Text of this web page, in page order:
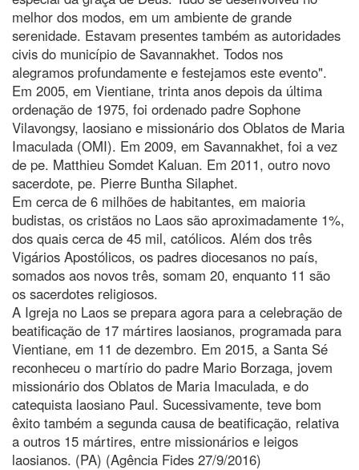
melhor dos modos, em um ambiente de grande
serenidade. Estavam presentes também as autoridades
civis do município de Savannakhet. Todos nos
alegramos profundamente e festejamos este evento".
Em 2005, em Vientiane, trinta anos depois da última
ordenação de 1975, foi ordenado padre Sophone
Vilavongsy, laosiano e missionário dos Oblatos de Maria
Imaculada (OMI). Em 2009, em Savannakhet, foi a vez
de pe. Matthieu Somdet Kaluan. Em 2011, outro novo
sacerdote, pe. Pierre Buntha Silaphet.
Em cerca de 6 milhões de habitantes, em maioria
budistas, os cristãos no Laos são aproximadamente 1%,
dos quais cerca de 45 mil, católicos. Além dos três
Vigários Apostólicos, os padres diocesanos no país,
somados aos novos três, somam 20, enquanto 11 são
os sacerdotes religiosos.
A Igreja no Laos se prepara agora para a celebração de
beatificação de 17 mártires laosianos, programada para
Vientiane, em 11 de dezembro. Em 2015, a Santa Sé
reconheceu o martírio do padre Mario Borzaga, jovem
missionário dos Oblatos de Maria Imaculada, e do
catequista laosiano Paul. Sucessivamente, teve bom
êxito também a segunda causa de beatificação, relativa
a outros 15 mártires, entre missionários e leigos
laosianos. (PA) (Agência Fides 27/9/2016)